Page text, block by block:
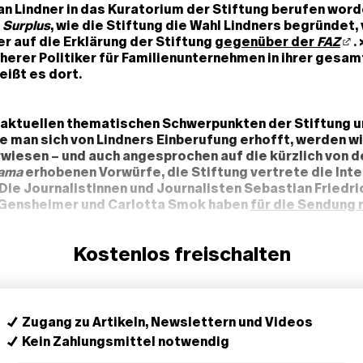
Lindner in das Kuratorium der Stiftung berufen
Surplus, wie die Stiftung die Wahl Lindners
auf die Erklärung der Stiftung gegenüber der FAZ
.
Politiker für Familienunternehmen in ihrer
es dort.
aktuellen thematischen Schwerpunkten der Stiftung
man sich von Lindners Einberufung erhofft, werden
– und auch angesprochen auf die kürzlich von
erhobenen Vorwürfe, die Stiftung vertrete die
Journalistinnen und Journalisten Sebastian
und Carlotta Smok haben für die Sendung
als 50 Kuratorinnen und Kuratoren auf ihrer Website
Rechercheteam die Förderung der Stiftung.
Kostenlos freischalten
Zugang zu Artikeln, Newslettern und Videos
Kein Zahlungsmittel notwendig